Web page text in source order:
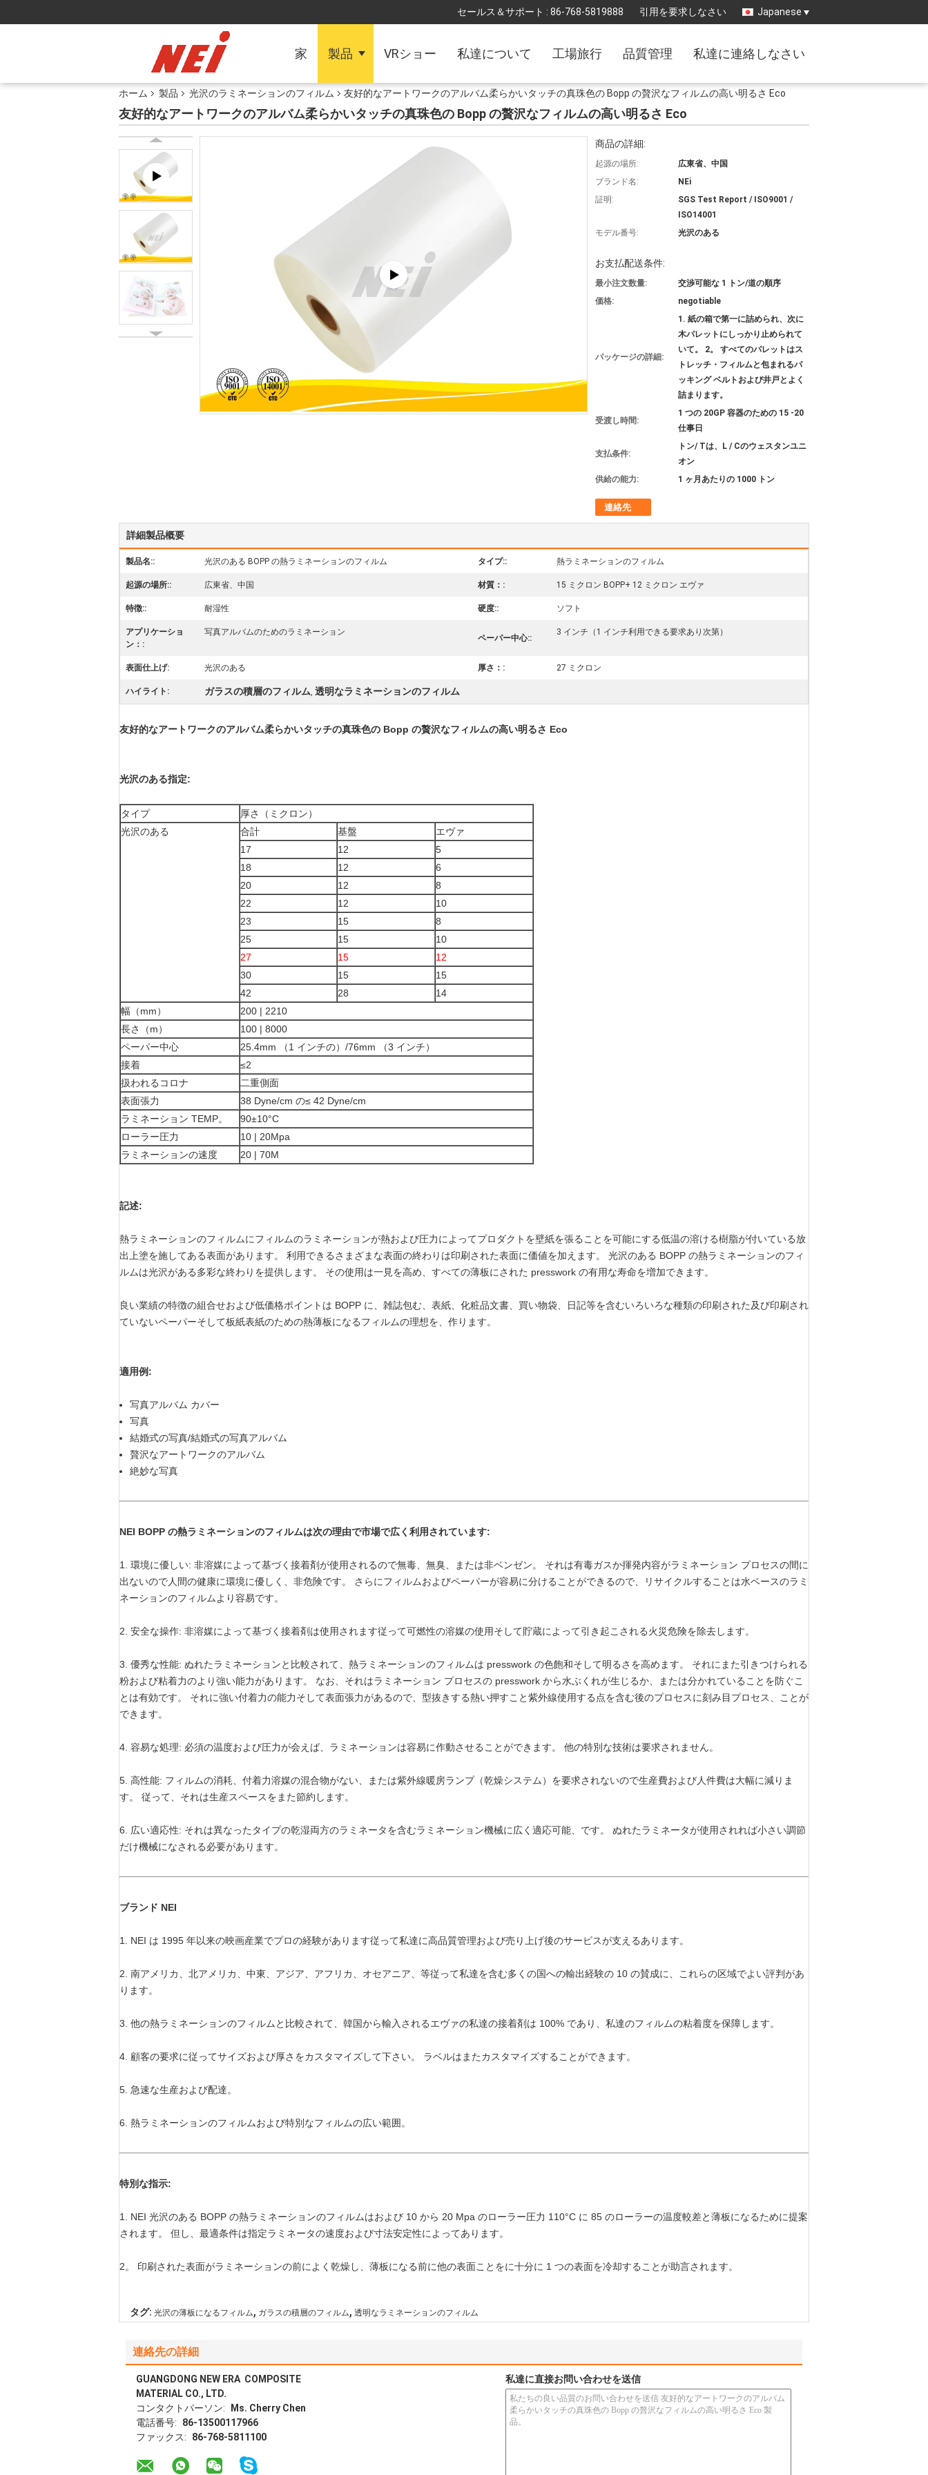
セールス＆サポート : 86-768-5819888 引用を要求しなさい Japanese
家 製品 VRショー 私達について 工場旅行 品質管理 私達に連絡しなさい
ホーム 製品 光沢のラミネーションのフィルム 友好的なアートワークのアルバム柔らかいタッチの真珠色の Bopp の贅沢なフィルムの高い明るさ Eco
友好的なアートワークのアルバム柔らかいタッチの真珠色の Bopp の贅沢なフィルムの高い明るさ Eco
商品の詳細:
起源の場所:
広東省、中国
ブランド名:
NEi
証明:
SGS Test Report / ISO9001 /
ISO14001
モデル番号:
光沢のある
お支払配送条件:
最小注文数量:
交渉可能な 1 トン/道の順序
価格:
negotiable
パッケージの詳細:
1. 紙の箱で第一に詰められ、次に
木パレットにしっかり止められて
いて。 2。 すべてのパレットはス
トレッチ・フィルムと包まれるパ
ッキング ベルトおよび井戸とよく
詰まります。
受渡し時間:
1 つの 20GP 容器のための 15 -20
仕事日
支払条件:
トン/ Tは、L / Cのウェスタンユニ
オン
供給の能力:
1 ヶ月あたりの 1000 トン
連絡先
詳細製品概要
製品名:: 光沢のある BOPP の熱ラミネーションのフィルム タイプ:: 熱ラミネーションのフィルム
起源の場所:: 広東省、中国 材質：: 15 ミクロン BOPP+ 12 ミクロン エヴァ
特徴:: 耐湿性 硬度:: ソフト
アプリケーショ
ン：:
写真アルバムのためのラミネーション
ペーパー中心::
3 インチ（1 インチ利用できる要求あり次第）
表面仕上げ: 光沢のある 厚さ：: 27 ミクロン
ハイライト: ガラスの積層のフィルム, 透明なラミネーションのフィルム
友好的なアートワークのアルバム柔らかいタッチの真珠色の Bopp の贅沢なフィルムの高い明るさ Eco
光沢のある指定:
タイプ
厚さ（ミクロン）
光沢のある
合計 基盤
エヴァ
17
12
5
18
12
6
20
12
8
22
12
10
23
15
8
25
15
10
27
15
12
30
15
15
42
28
14
幅（mm）
200 | 2210
長さ（m）
100 | 8000
ペーパー中心
25.4mm （1 インチの）/76mm （3 インチ）
接着
≤2
扱われるコロナ
二重側面
表面張力
38 Dyne/cm の≤ 42 Dyne/cm
ラミネーション TEMP。
90±10°C
ローラー圧力
10 | 20Mpa
ラミネーションの速度
20 | 70M
記述:
熱ラミネーションのフィルムにフィルムのラミネーションが熱および圧力によってプロダクトを壁紙を張ることを可能にする低温の溶ける樹脂が付いている放
出上塗を施してある表面があります。 利用できるさまざまな表面の終わりは印刷された表面に価値を加えます。
光沢のある BOPP の熱ラミネーションのフィ
ルムは光沢がある多彩な終わりを提供します。 その使用は一見を高め、すべての薄板にされた presswork の有用な寿命を増加できます。
良い業績の特徴の組合せおよび低価格ポイントは BOPP に、雑誌包む、表紙、化粧品文書、買い物袋、日記等を含むいろいろな種類の印刷された及び印刷され
ていないペーパーそして板紙表紙のための熱薄板になるフィルムの理想を、作ります。
適用例:
写真アルバム カバー
写真
結婚式の写真/結婚式の写真アルバム
贅沢なアートワークのアルバム
絶妙な写真
NEI BOPP の熱ラミネーションのフィルムは次の理由で市場で広く利用されています:
1. 環境に優しい: 非溶媒によって基づく接着剤が使用されるので無毒、無臭、または非ベンゼン。 それは有毒ガスか揮発内容がラミネーション プロセスの間に
出ないので人間の健康に環境に優しく、非危険です。 さらにフィルムおよびペーパーが容易に分けることができるので、リサイクルすることは水ベースのラミ
ネーションのフィルムより容易です。
2. 安全な操作: 非溶媒によって基づく接着剤は使用されます従って可燃性の溶媒の使用そして貯蔵によって引き起こされる火災危険を除去します。
3. 優秀な性能: ぬれたラミネーションと比較されて、熱ラミネーションのフィルムは presswork の色飽和そして明るさを高めます。 それにまた引きつけられる
粉および粘着力のより強い能力があります。 なお、それはラミネーション プロセスの presswork から水ぶくれが生じるか、または分かれていることを防ぐこ
とは有効です。 それに強い付着力の能力そして表面張力があるので、型抜きする熱い押すこと紫外線使用する点を含む後のプロセスに刻み目プロセス、ことが
できます。
4. 容易な処理: 必須の温度および圧力が会えば、ラミネーションは容易に作動させることができます。 他の特別な技術は要求されません。
5. 高性能: フィルムの消耗、付着力溶媒の混合物がない、または紫外線暖房ランプ（乾燥システム）を要求されないので生産費および人件費は大幅に減りま
す。 従って、それは生産スペースをまた節約します。
6. 広い適応性: それは異なったタイプの乾湿両方のラミネータを含むラミネーション機械に広く適応可能、です。 ぬれたラミネータが使用されれば小さい調節
だけ機械になされる必要があります。
ブランド NEI
1. NEI は 1995 年以来の映画産業でプロの経験があります従って私達に高品質管理および売り上げ後のサービスが支えるあります。
2. 南アメリカ、北アメリカ、中東、アジア、アフリカ、オセアニア、等従って私達を含む多くの国への輸出経験の 10 の賛成に、これらの区域でよい評判があ
ります。
3. 他の熱ラミネーションのフィルムと比較されて、韓国から輸入されるエヴァの私達の接着剤は 100% であり、私達のフィルムの粘着度を保障します。
4. 顧客の要求に従ってサイズおよび厚さをカスタマイズして下さい。 ラベルはまたカスタマイズすることができます。
5. 急速な生産および配達。
6. 熱ラミネーションのフィルムおよび特別なフィルムの広い範囲。
特別な指示:
1. NEI 光沢のある BOPP の熱ラミネーションのフィルムはおよび 10 から 20 Mpa のローラー圧力 110°C に 85 のローラーの温度較差と薄板になるために提案
されます。 但し、最適条件は指定ラミネータの速度および寸法安定性によってあります。
2。 印刷された表面がラミネーションの前によく乾燥し、薄板になる前に他の表面ことをに十分に 1 つの表面を冷却することが助言されます。
タグ: 光沢の薄板になるフィルム, ガラスの積層のフィルム, 透明なラミネーションのフィルム
連絡先の詳細
GUANGDONG NEW ERA COMPOSITE
MATERIAL CO., LTD.
コンタクトパーソン:
Ms. Cherry Chen
電話番号:
86-13500117966
ファックス:
86-768-5811100
私達に直接お問い合わせを送信